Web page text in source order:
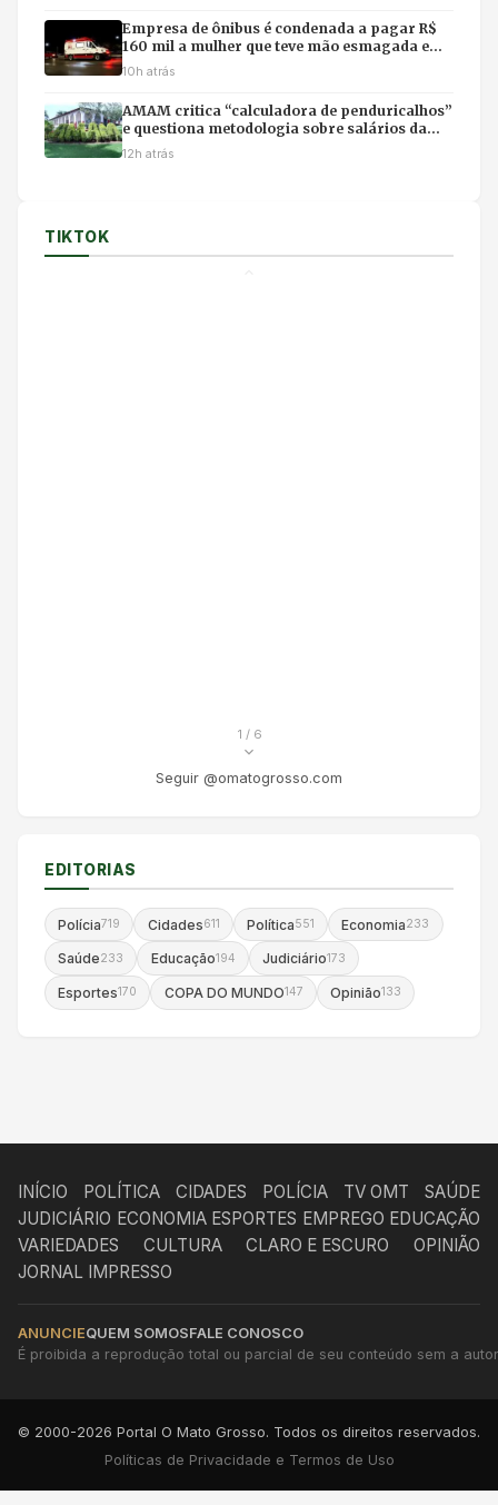
Empresa de ônibus é condenada a pagar R$
160 mil a mulher que teve mão esmagada em
acidente
10h atrás
AMAM critica “calculadora de penduricalhos”
e questiona metodologia sobre salários da
magistratura
12h atrás
TIKTOK
1 / 6
Seguir @omatogrosso.com
EDITORIAS
Polícia719 Cidades611 Política551 Economia233
Saúde233 Educação194 Judiciário173
Esportes170 COPA DO MUNDO147 Opinião133
INÍCIO POLÍTICA CIDADES POLÍCIA TV OMT
SAÚDE
JUDICIÁRIO ECONOMIA ESPORTES EMPREGO EDUCAÇÃO
VARIEDADES
CULTURA CLARO E ESCURO
OPINIÃO
JORNAL IMPRESSO
ANUNCIEQUEM SOMOSFALE CONOSCO
É proibida a reprodução total ou parcial de seu conteúdo sem a
© 2000-2026 Portal O Mato Grosso. Todos os direitos reservados.
Políticas de Privacidade e Termos de Uso